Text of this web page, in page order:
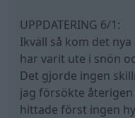
UPPDATERING 6/1:
Ikväll så kom det
har varit ute i snön
Det gjorde ingen
jag försökte
hittade först ingen